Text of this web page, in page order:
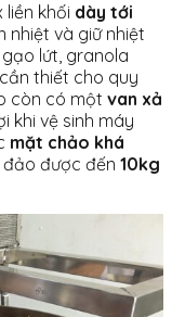
liền khối dày tới
nhiệt và giữ nhiệt
lứt, granola
thiết cho quy
còn có một van xả
khi vệ sinh máy
mặt chảo khá
được đến 10kg